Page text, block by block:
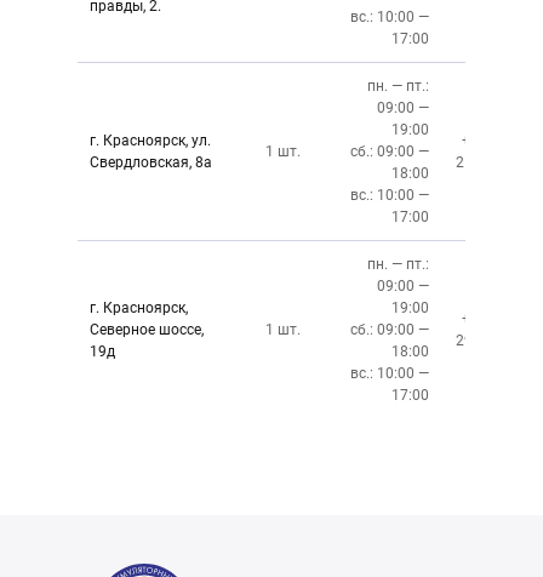
правды, 2.
вс.: 10:00 —
17:00
г. Красноярск, ул.
Свердловская, 8а
1 шт.
пн. — пт.:
09:00 —
19:00
сб.: 09:00 —
18:00
вс.: 10:00 —
17:00
+7 (391)
219-27-50
г. Красноярск,
Северное шоссе,
19д
1 шт.
пн. — пт.:
09:00 —
19:00
сб.: 09:00 —
18:00
вс.: 10:00 —
17:00
+7 (391)
299-76-06